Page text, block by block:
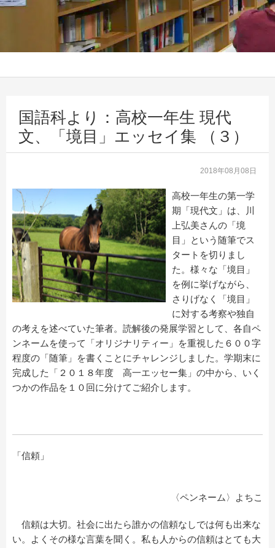
国語科より：高校一年生 現代
文、「境目」エッセイ集 （３）
2018年08月08日
高校一年生の第一学
期「現代文」は、川
上弘美さんの「境
目」という随筆でス
タートを切りまし
た。様々な「境目」
を例に挙げながら、
さりげなく「境目」
に対する考察や独自
の考えを述べていた筆者。読解後の発展学習として、各自ペ
ンネームを使って「オリジナリティー」を重視した６００字
程度の「随筆」を書くことにチャレンジしました。学期末に
完成した「２０１８年度 高一エッセー集」の中から、いく
つかの作品を１０回に分けてご紹介します。
「信頼」
〈ペンネーム〉よちこ
信頼は大切。社会に出たら誰かの信頼なしでは何も出来な
い。よくその様な言葉を聞く。私も人からの信頼はとても大